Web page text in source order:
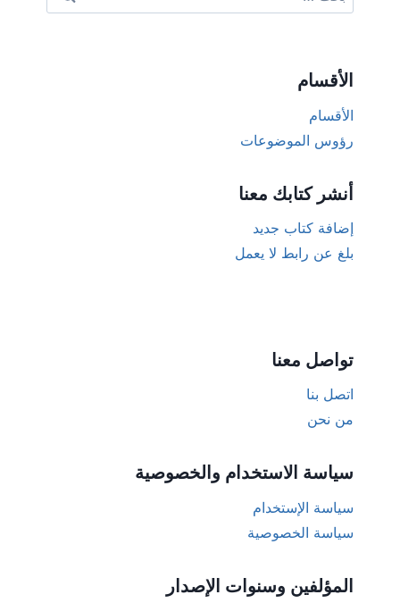
عن:
الأقسام
الأقسام
رؤوس الموضوعات
أنشر كتابك معنا
إضافة كتاب جديد
بلغ عن رابط لا يعمل
تواصل معنا
اتصل بنا
من نحن
سياسة الاستخدام والخصوصية
سياسة الإستخدام
سياسة الخصوصية
المؤلفين وسنوات الإصدار